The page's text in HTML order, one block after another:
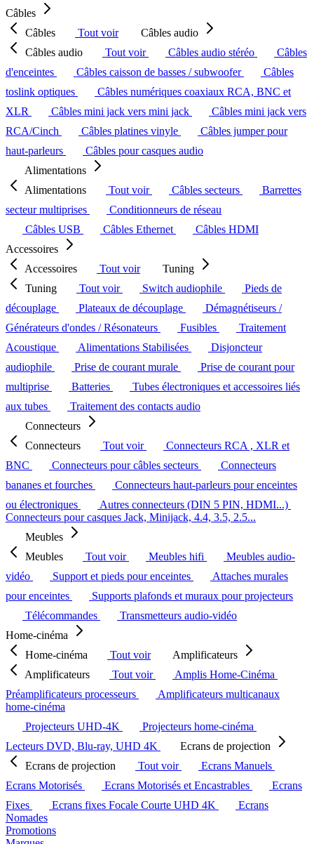
Câbles
Câbles
Tout voir
Câbles audio
Câbles audio
Tout voir Câbles audio stéréo
Câbles
d'enceintes
Câbles caisson de basses / subwoofer
Câbles
toslink optiques
Câbles numériques coaxiaux RCA, BNC et
XLR
Câbles mini jack vers mini jack
Câbles mini jack vers
RCA/Cinch
Câbles platines vinyle
Câbles jumper pour
haut-parleurs
Câbles pour casques audio
Alimentations
Alimentations
Tout voir Câbles secteurs
Barrettes
secteur multiprises
Conditionneurs de réseau
Câbles USB
Câbles Ethernet
Câbles HDMI
Accessoires
Accessoires
Tout voir
Tuning
Tuning
Tout voir Switch audiophile
Pieds de
découplage
Plateaux de découplage
Démagnétiseurs /
Générateurs d'ondes / Résonateurs
Fusibles
Traitement
Acoustique
Alimentations Stabilisées
Disjoncteur
audiophile
Prise de courant murale
Prise de courant pour
multiprise
Batteries
Tubes électroniques et accessoires liés
aux tubes
Traitement des contacts audio
Connecteurs
Connecteurs
Tout voir
Connecteurs RCA , XLR et
BNC
Connecteurs pour câbles secteurs
Connecteurs
bananes et fourches
Connecteurs haut-parleurs pour enceintes
ou électroniques
Autres connecteurs (DIN 5 PIN, HDMI...)
Connecteurs pour casques Jack, Minijack, 4.4, 3.5, 2.5...
Meubles
Meubles
Tout voir Meubles hifi
Meubles audio-
vidéo
Support et pieds pour enceintes
Attaches murales
pour enceintes
Supports plafonds et muraux pour projecteurs
Télécommandes
Transmetteurs audio-vidéo
Home-cinéma
Home-cinéma
Tout voir
Amplificateurs
Amplificateurs
Tout voir
Amplis Home-Cinéma
Préamplificateurs processeurs
Amplificateurs multicanaux
home-cinéma
Projecteurs UHD-4K
Projecteurs home-cinéma
Lecteurs DVD, Blu-ray, UHD 4K
Ecrans de projection
Ecrans de projection
Tout voir
Ecrans Manuels
Ecrans Motorisés
Ecrans Motorisés et Encastrables
Ecrans
Fixes
Ecrans fixes Focale Courte UHD 4K
Ecrans
Nomades
Promotions